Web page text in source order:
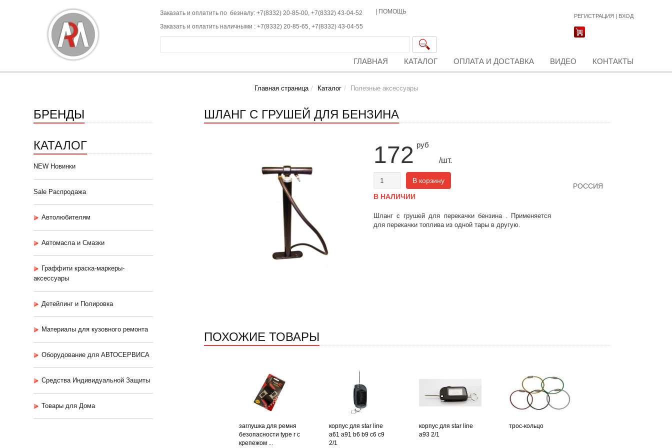
Заказать и оплатить по безналу: +7(8332) 20-85-00, +7(8332) 43-04-52
Заказать и оплатить наличными : +7(8332) 20-85-65, +7(8332) 43-04-55
ПОМОЩЬ
РЕГИСТРАЦИЯ | ВХОД
ГЛАВНАЯ КАТАЛОГ ОПЛАТА И ДОСТАВКА ВИДЕО КОНТАКТЫ
Главная страница Каталог Полезные аксессуары
БРЕНДЫ
КАТАЛОГ
NEW Новинки
Sale Распродажа
Автолюбителям
Автомасла и Смазки
Граффити краска-маркеры-
аксессуары
Детейлинг и Полировка
Материалы для кузовного ремонта
Оборудование для АВТОСЕРВИСА
Средства Индивидуальной Защиты
Товары для Дома
ШЛАНГ С ГРУШЕЙ ДЛЯ БЕНЗИНА
172 руб
/шт.
В корзину
В НАЛИЧИИ
Шланг с грушей для перекачки бензина . Применяется
для перекачки топлива из одной тары в другую.
РОССИЯ
ПОХОЖИЕ ТОВАРЫ
заглушка для ремня
безопасности type r с
крепежом ...
корпус для star line
a61 a91 b6 b9 c6 c9
2/1
корпус для star line
a93 2/1
трос-кольцо